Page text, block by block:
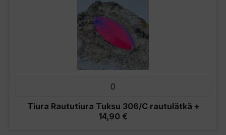
Tiura Raututiura Tuksu 306/C rautulätkä +
14,90 €